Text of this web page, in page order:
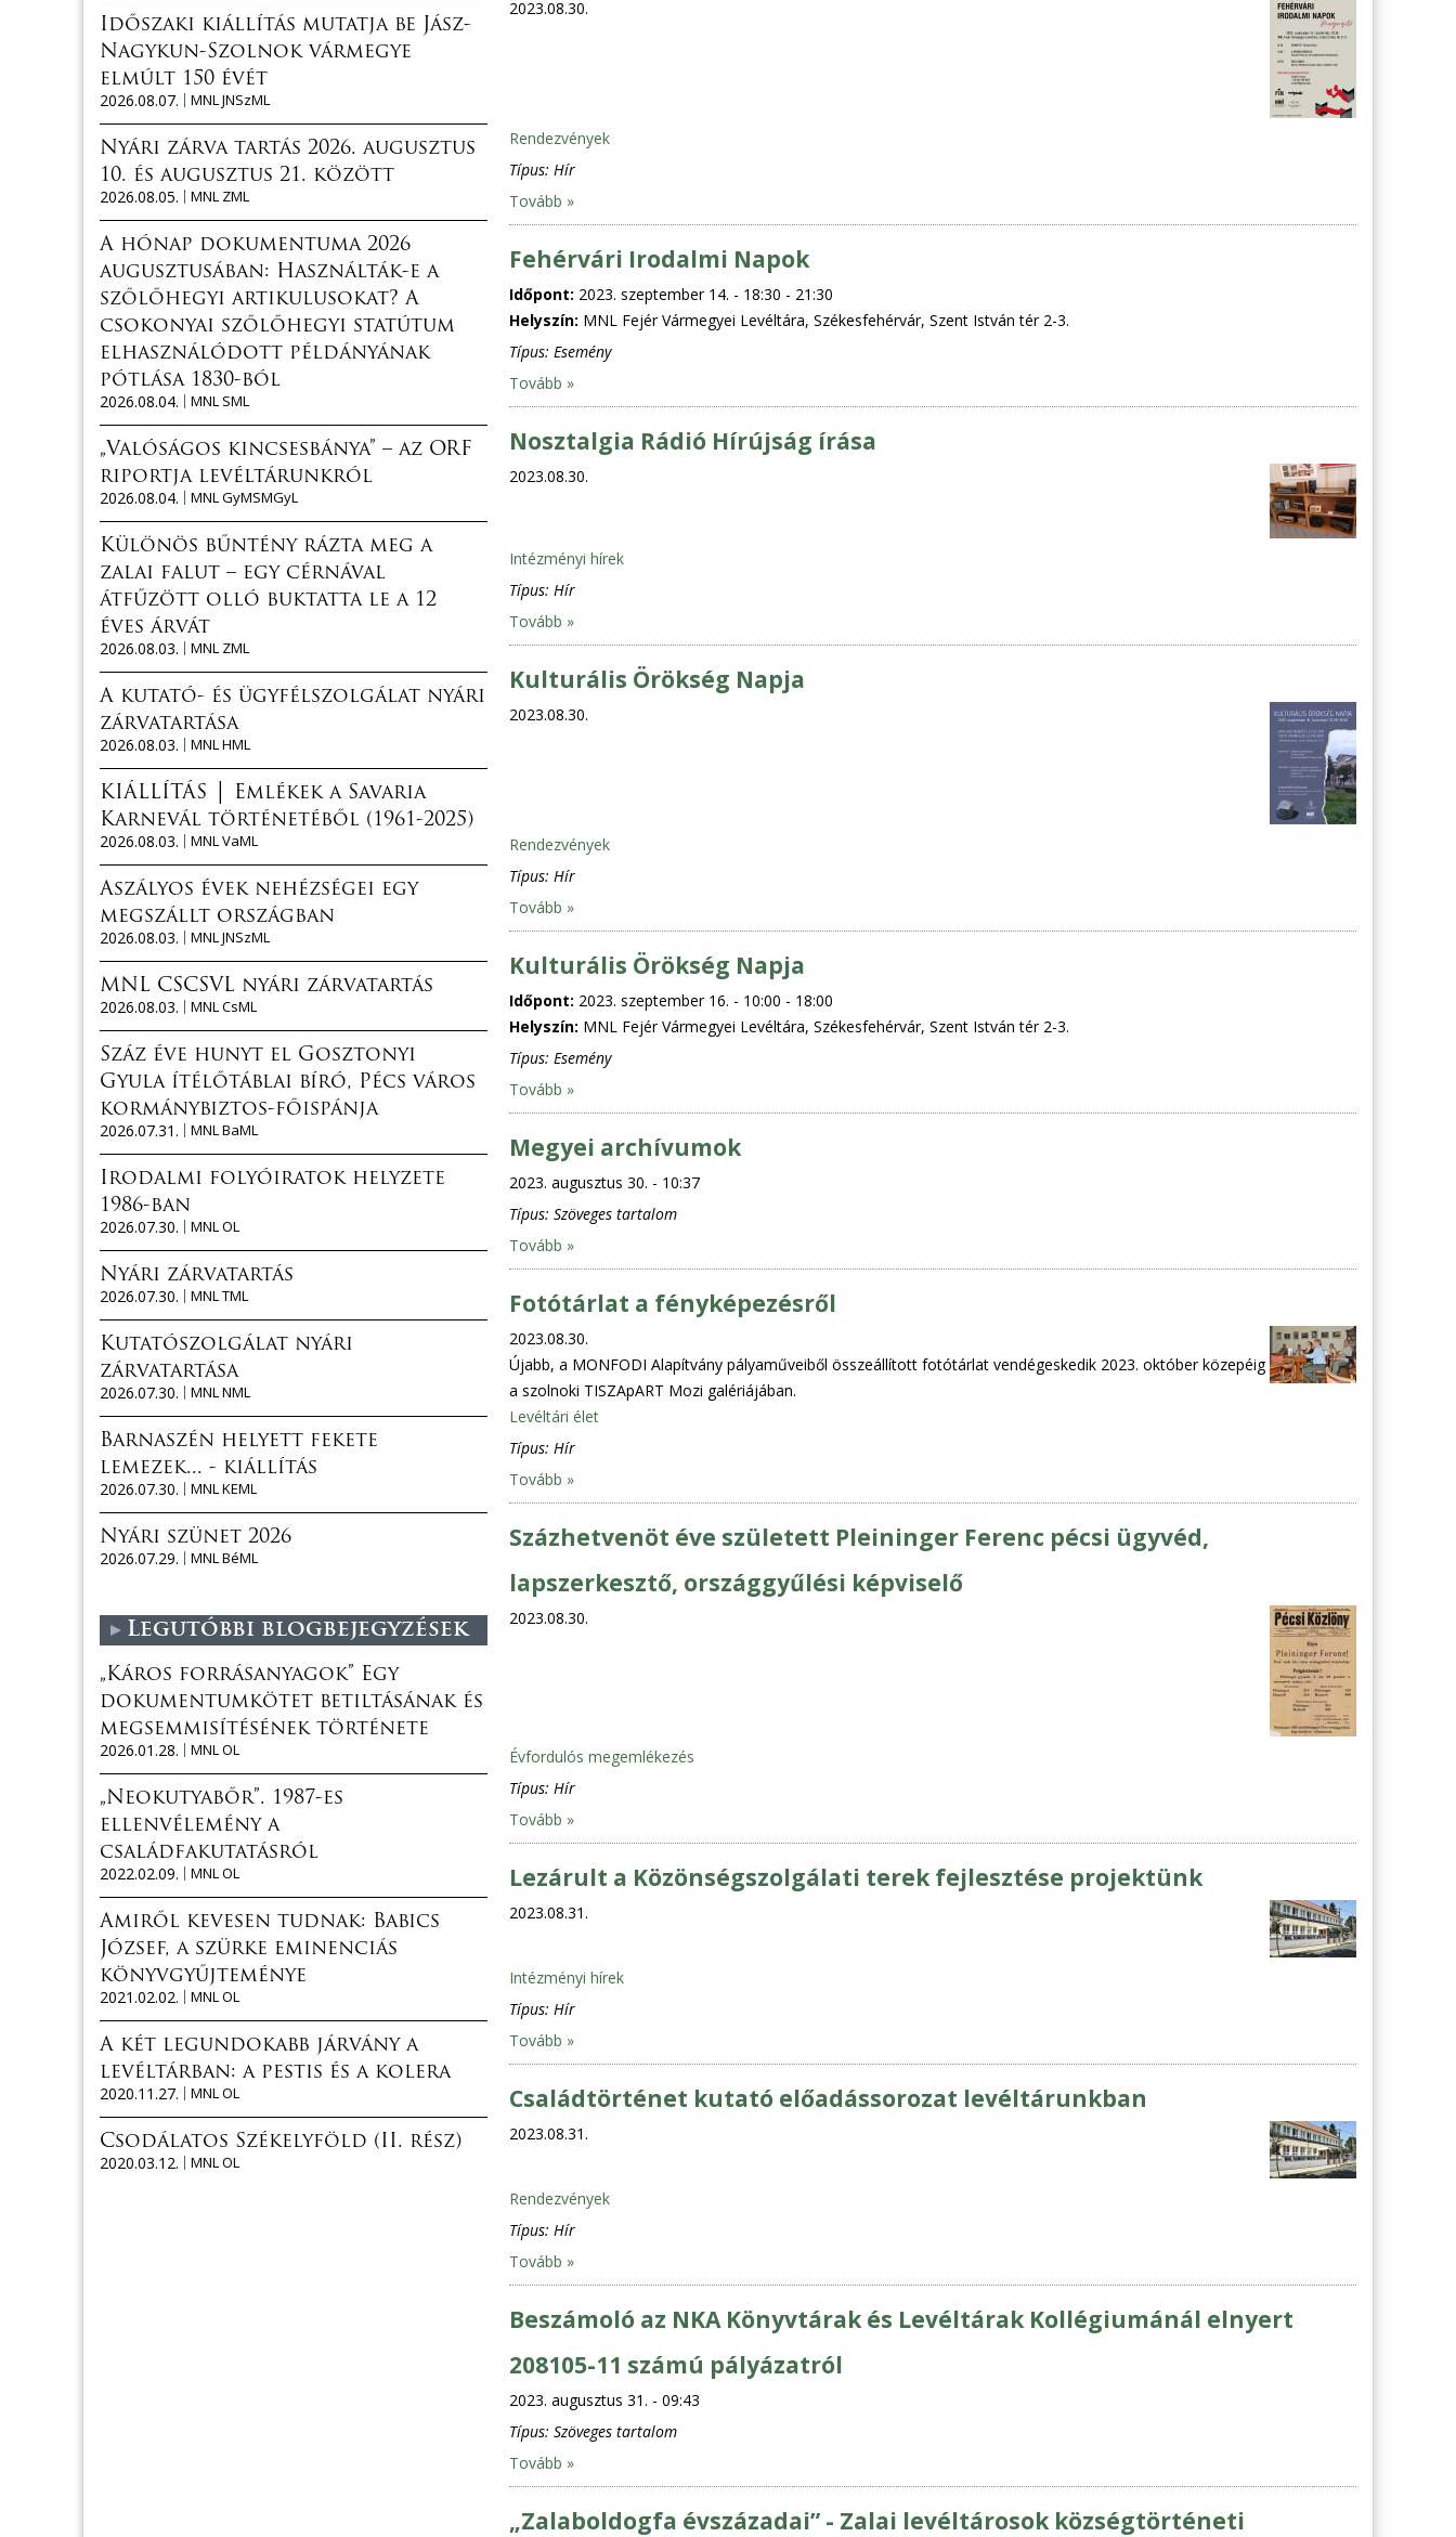
2023.08.30.
Rendezvények
Típus: Hír
Tovább »
Fehérvári Irodalmi Napok
Időpont: 2023. szeptember 14. - 18:30 - 21:30
Helyszín: MNL Fejér Vármegyei Levéltára, Székesfehérvár, Szent István tér 2-3.
Típus: Esemény
Tovább »
Nosztalgia Rádió Hírújság írása
2023.08.30.
Intézményi hírek
Típus: Hír
Tovább »
Kulturális Örökség Napja
2023.08.30.
Rendezvények
Típus: Hír
Tovább »
Kulturális Örökség Napja
Időpont: 2023. szeptember 16. - 10:00 - 18:00
Helyszín: MNL Fejér Vármegyei Levéltára, Székesfehérvár, Szent István tér 2-3.
Típus: Esemény
Tovább »
Megyei archívumok
2023. augusztus 30. - 10:37
Típus: Szöveges tartalom
Tovább »
Fotótárlat a fényképezésről
2023.08.30.
Újabb, a MONFODI Alapítvány pályaműveiből összeállított fotótárlat vendégeskedik 2023. október közepéig
a szolnoki TISZApART Mozi galériájában.
Levéltári élet
Típus: Hír
Tovább »
Százhetvenöt éve született Pleininger Ferenc pécsi ügyvéd,
lapszerkesztő, országgyűlési képviselő
2023.08.30.
Évfordulós megemlékezés
Típus: Hír
Tovább »
Lezárult a Közönségszolgálati terek fejlesztése projektünk
2023.08.31.
Intézményi hírek
Típus: Hír
Tovább »
Családtörténet kutató előadássorozat levéltárunkban
2023.08.31.
Rendezvények
Típus: Hír
Tovább »
Beszámoló az NKA Könyvtárak és Levéltárak Kollégiumánál elnyert
208105-11 számú pályázatról
2023. augusztus 31. - 09:43
Típus: Szöveges tartalom
Tovább »
„Zalaboldogfa évszázadai” - Zalai levéltárosok községtörténeti
Időszaki kiállítás mutatja be Jász-
Nagykun-Szolnok vármegye
elmúlt 150 évét
2026.08.07.
MNL JNSzML
Nyári zárva tartás 2026. augusztus
10. és augusztus 21. között
2026.08.05.
MNL ZML
A hónap dokumentuma 2026
augusztusában: Használták-e a
szőlőhegyi artikulusokat? A
csokonyai szőlőhegyi statútum
elhasználódott példányának
pótlása 1830-ból
2026.08.04.
MNL SML
„Valóságos kincsesbánya” – az ORF
riportja levéltárunkról
2026.08.04.
MNL GyMSMGyL
Különös bűntény rázta meg a
zalai falut – egy cérnával
átfűzött olló buktatta le a 12
éves árvát
2026.08.03.
MNL ZML
A kutató- és ügyfélszolgálat nyári
zárvatartása
2026.08.03.
MNL HML
KIÁLLÍTÁS │ Emlékek a Savaria
Karnevál történetéből (1961-2025)
2026.08.03.
MNL VaML
Aszályos évek nehézségei egy
megszállt országban
2026.08.03.
MNL JNSzML
MNL CSCSVL nyári zárvatartás
2026.08.03.
MNL CsML
Száz éve hunyt el Gosztonyi
Gyula ítélőtáblai bíró, Pécs város
kormánybiztos-főispánja
2026.07.31.
MNL BaML
Irodalmi folyóiratok helyzete
1986-ban
2026.07.30.
MNL OL
Nyári zárvatartás
2026.07.30.
MNL TML
Kutatószolgálat nyári
zárvatartása
2026.07.30.
MNL NML
Barnaszén helyett fekete
lemezek... - kiállítás
2026.07.30.
MNL KEML
Nyári szünet 2026
2026.07.29.
MNL BéML
Legutóbbi blogbejegyzések
„Káros forrásanyagok” Egy
dokumentumkötet betiltásának és
megsemmisítésének története
2026.01.28.
MNL OL
„Neokutyabőr”. 1987-es
ellenvélemény a
családfakutatásról
2022.02.09.
MNL OL
Amiről kevesen tudnak: Babics
József, a szürke eminenciás
könyvgyűjteménye
2021.02.02.
MNL OL
A két legundokabb járvány a
levéltárban: a pestis és a kolera
2020.11.27.
MNL OL
Csodálatos Székelyföld (II. rész)
2020.03.12.
MNL OL